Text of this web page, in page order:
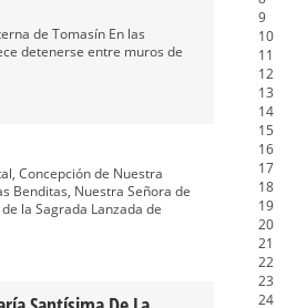
de Tomasín En las
detenerse entre muros de
Concepción de Nuestra
Benditas, Nuestra Señora de
la Sagrada Lanzada de
9
10
11
12
13
14
15
16
17
18
19
20
21
22
23
24